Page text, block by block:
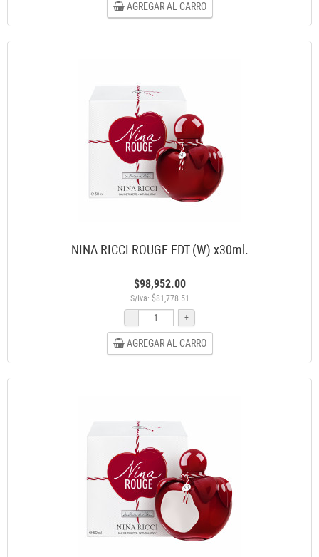
AGREGAR AL CARRO
NINA RICCI ROUGE EDT (W) x30ml.
$98,952.00
S/Iva: $81,778.51
-
+
AGREGAR AL CARRO